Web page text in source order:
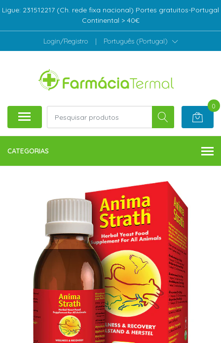
Ligue: 231512217 (Ch. rede fixa nacional) Portes gratuitos-Portugal
Continental > 40€
Login/Registro | Português (Portugal)
0
CATEGORIAS